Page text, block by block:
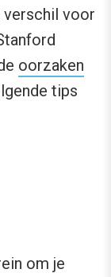
verschil voor
oorzaken
tips
om je